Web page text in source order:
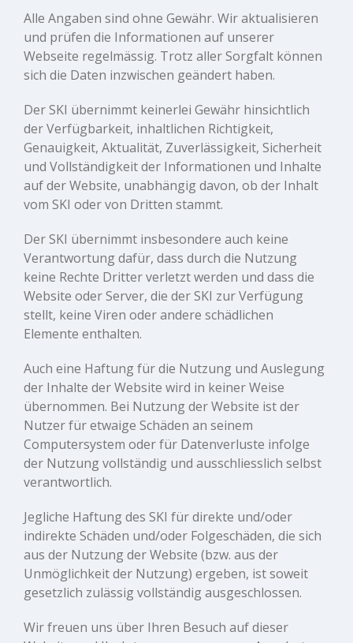
Alle Angaben sind ohne Gewähr. Wir aktualisieren
und prüfen die Informationen auf unserer
Webseite regelmässig. Trotz aller Sorgfalt können
sich die Daten inzwischen geändert haben.
Der SKI übernimmt keinerlei Gewähr hinsichtlich
der Verfügbarkeit, inhaltlichen Richtigkeit,
Genauigkeit, Aktualität, Zuverlässigkeit, Sicherheit
und Vollständigkeit der Informationen und Inhalte
auf der Website, unabhängig davon, ob der Inhalt
vom SKI oder von Dritten stammt.
Der SKI übernimmt insbesondere auch keine
Verantwortung dafür, dass durch die Nutzung
keine Rechte Dritter verletzt werden und dass die
Website oder Server, die der SKI zur Verfügung
stellt, keine Viren oder andere schädlichen
Elemente enthalten.
Auch eine Haftung für die Nutzung und Auslegung
der Inhalte der Website wird in keiner Weise
übernommen. Bei Nutzung der Website ist der
Nutzer für etwaige Schäden an seinem
Computersystem oder für Datenverluste infolge
der Nutzung vollständig und ausschliesslich selbst
verantwortlich.
Jegliche Haftung des SKI für direkte und/oder
indirekte Schäden und/oder Folgeschäden, die sich
aus der Nutzung der Website (bzw. aus der
Unmöglichkeit der Nutzung) ergeben, ist soweit
gesetzlich zulässig vollständig ausgeschlossen.
Wir freuen uns über Ihren Besuch auf dieser